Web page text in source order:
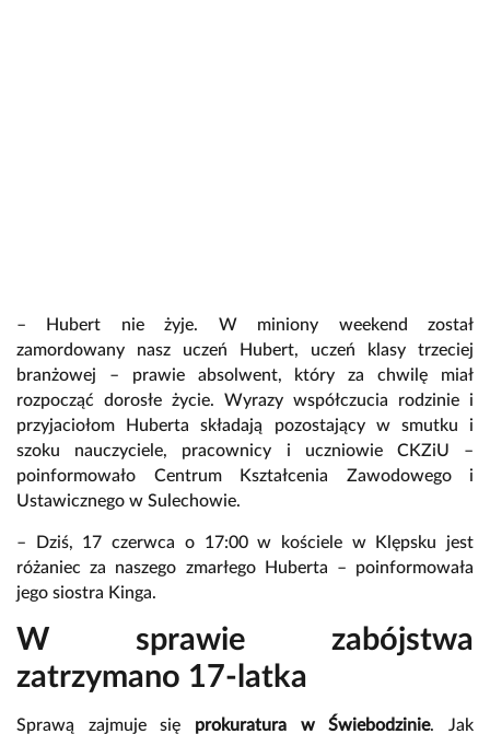
– Hubert nie żyje. W miniony weekend został
zamordowany nasz uczeń Hubert, uczeń klasy trzeciej
branżowej – prawie absolwent, który za chwilę miał
rozpocząć dorosłe życie. Wyrazy współczucia rodzinie i
przyjaciołom Huberta składają pozostający w smutku i
szoku nauczyciele, pracownicy i uczniowie CKZiU –
poinformowało Centrum Kształcenia Zawodowego i
Ustawicznego w Sulechowie.
– Dziś, 17 czerwca o 17:00 w kościele w Klępsku jest
różaniec za naszego zmarłego Huberta – poinformowała
jego siostra Kinga.
W sprawie zabójstwa
zatrzymano 17-latka
Sprawą zajmuje się prokuratura w Świebodzinie. Jak